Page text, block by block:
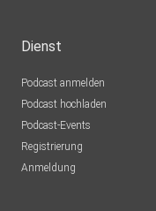
Dienst
Podcast anmelden
Podcast hochladen
Podcast-Events
Registrierung
Anmeldung